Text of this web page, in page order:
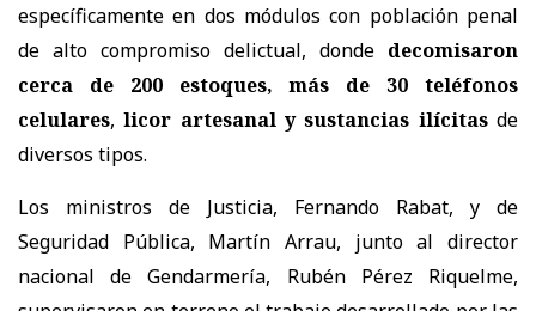
específicamente en dos módulos con población penal
de alto compromiso delictual, donde decomisaron
cerca de 200 estoques, más de 30 teléfonos
celulares,licor artesanal y sustancias ilícitasde
diversos tipos.
Los ministros de Justicia, Fernando Rabat, y de
Seguridad Pública, Martín Arrau, junto al director
nacional de Gendarmería, Rubén Pérez Riquelme,